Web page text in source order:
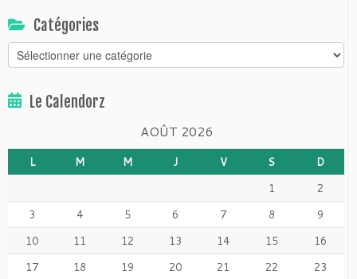
Catégories
Catégories
Le Calendorz
AOÛT 2026
L M M J V S
D
1
2
3
4 5 6 7 8
9
10
11 12 13 14 15
16
17
18 19 20 21 22 23